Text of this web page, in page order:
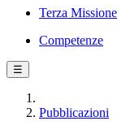
Terza Missione
Competenze
☰
Pubblicazioni